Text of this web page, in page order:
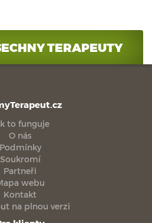
TERAPEUTY
to funguje
O nás
Podmínky
Soukromí
Partneři
webu
Kontakt
na plnou verzi